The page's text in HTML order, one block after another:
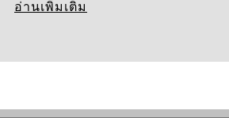
อ่านเพิ่มเติม